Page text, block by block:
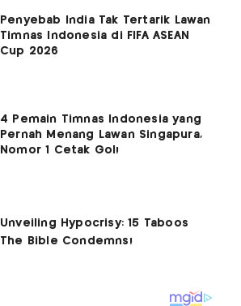
Penyebab India Tak Tertarik Lawan
Timnas Indonesia di FIFA ASEAN
Cup 2026
4 Pemain Timnas Indonesia yang
Pernah Menang Lawan Singapura,
Nomor 1 Cetak Gol!